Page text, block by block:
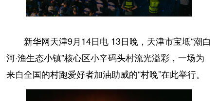
新华网天津9月14日电 13日晚，天津市宝坻“潮白
河·渔生态小镇”核心区小辛码头村流光溢彩，一场为
来自全国的村跑爱好者加油助威的“村晚”在此举行。